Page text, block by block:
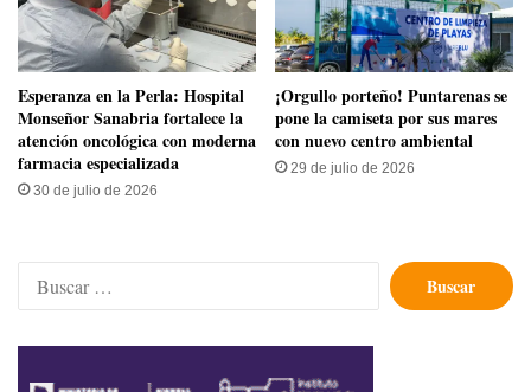
​Esperanza en la Perla: Hospital
Monseñor Sanabria fortalece la
atención oncológica con moderna
farmacia especializada
30 de julio de 2026
​¡Orgullo porteño! Puntarenas se
pone la camiseta por sus mares
con nuevo centro ambiental
29 de julio de 2026
Buscar: